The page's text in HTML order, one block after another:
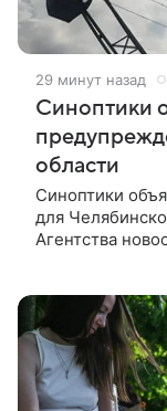
29 минут назад
Синоптики
области
Синоптики
для
Агентства